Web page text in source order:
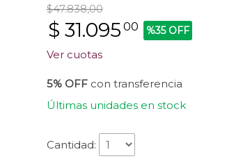
$47.838,00
$ 31.095 00 %35 OFF
Ver cuotas
5% OFFcon transferencia
Últimas unidades en stock
Cantidad: